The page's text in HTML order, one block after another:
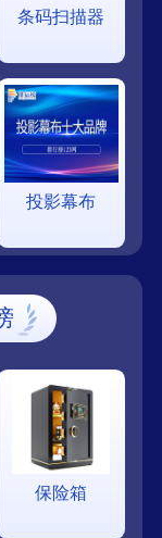
条码扫描器
投影幕布
保险箱